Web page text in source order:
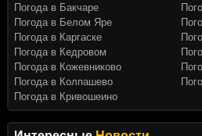
Погода в Бакчаре
Погода в Белом Яре
Погода в Каргаске
Погода в Кедровом
Погода в Кожевниково
Погода в Колпашево
Погода в Кривошеино